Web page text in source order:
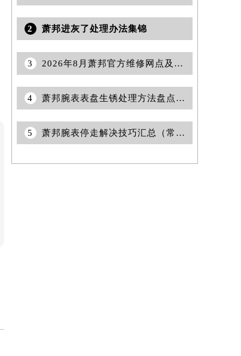
2 萧邦进灰了处理办法集锦
3 2026年8月萧邦官方维修网点及保养中心变动一览
4 萧邦腕表表盘生锈处理方法盘点（科学保养与修复技巧）
5 萧邦腕表停走解决技巧汇总（常见问题与有效修复方法）